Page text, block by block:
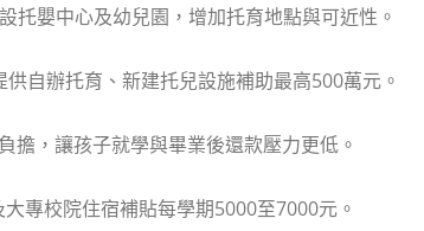
托嬰中心及幼兒園，增加托育地點與可近性。
自辦托育、新建托兒設施補助最高500萬元。
擔，讓孩子就學與畢業後還款壓力更低。
專校院住宿補貼每學期5000至7000元。